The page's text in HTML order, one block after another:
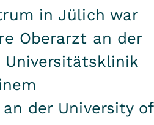
in Jülich war
Oberarzt an der
Universitätsklinik
der University of